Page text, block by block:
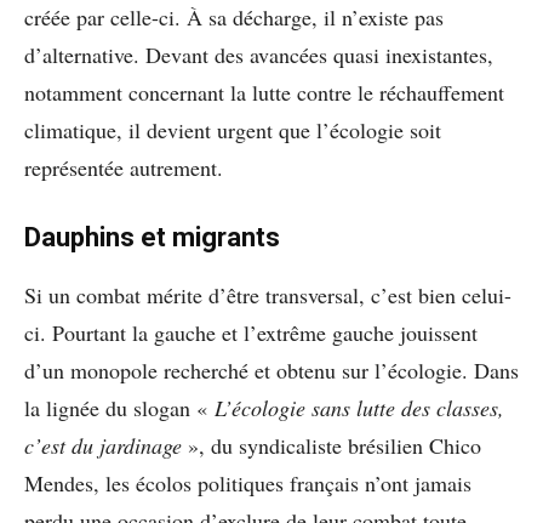
créée par celle-ci. À sa décharge, il n’existe pas
d’alternative. Devant des avancées quasi inexistantes,
notamment concernant la lutte contre le réchauffement
climatique, il devient urgent que l’écologie soit
représentée autrement.
Dauphins et migrants
Si un combat mérite d’être transversal, c’est bien celui-
ci. Pourtant la gauche et l’extrême gauche jouissent
d’un monopole recherché et obtenu sur l’écologie. Dans
la lignée du slogan « L’écologie sans lutte des classes,
c’est du jardinage », du syndicaliste brésilien Chico
Mendes, les écolos politiques français n’ont jamais